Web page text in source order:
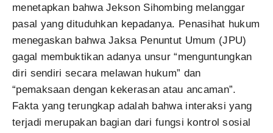
menetapkan bahwa Jekson Sihombing melanggar
pasal yang dituduhkan kepadanya. Penasihat hukum
menegaskan bahwa Jaksa Penuntut Umum (JPU)
gagal membuktikan adanya unsur “menguntungkan
diri sendiri secara melawan hukum” dan
“pemaksaan dengan kekerasan atau ancaman”.
Fakta yang terungkap adalah bahwa interaksi yang
terjadi merupakan bagian dari fungsi kontrol sosial